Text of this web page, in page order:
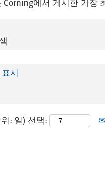
Corning에서 게시한 가장
시
: 일) 선택: